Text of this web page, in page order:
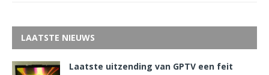
LAATSTE NIEUWS
Laatste uitzending van GPTV een feit